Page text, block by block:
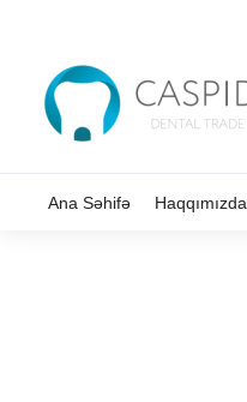
Ana Səhifə Haqqımızda